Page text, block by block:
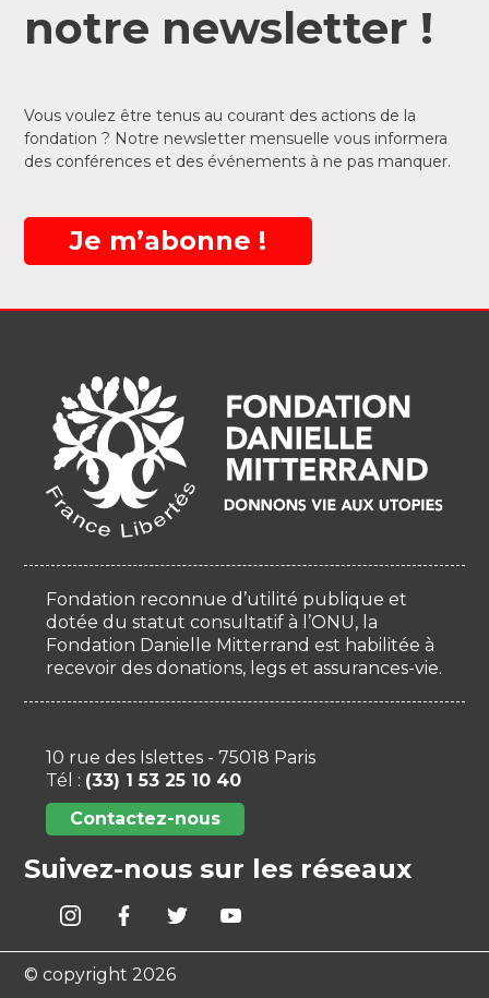
notre newsletter !
Vous voulez être tenus au courant des actions de la
fondation ? Notre newsletter mensuelle vous informera
des conférences et des événements à ne pas manquer.
Je m’abonne !
Fondation reconnue d’utilité publique et
dotée du statut consultatif à l’ONU, la
Fondation Danielle Mitterrand est habilitée à
recevoir des donations, legs et assurances-vie.
10 rue des Islettes - 75018 Paris
Tél : (33) 1 53 25 10 40
Contactez-nous
Suivez-nous sur les réseaux
© copyright 2026